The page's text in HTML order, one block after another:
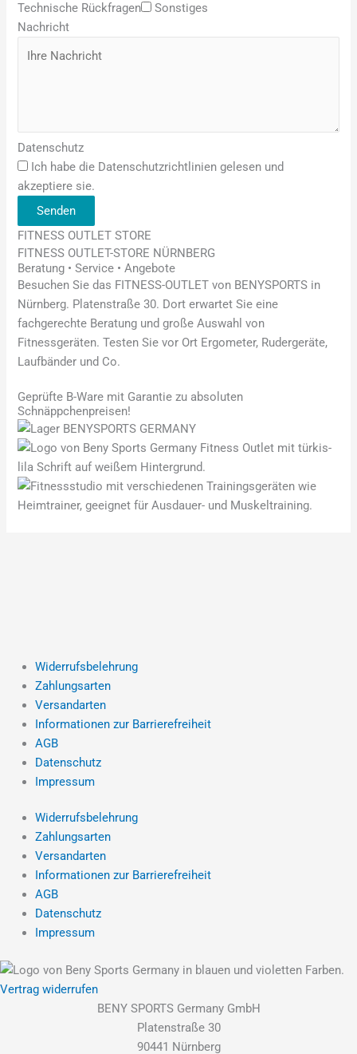
Technische Rückfragen
Sonstiges
Nachricht
Datenschutz
Ich habe die Datenschutzrichtlinien gelesen und
akzeptiere sie.
Senden
FITNESS OUTLET STORE
FITNESS OUTLET-STORE NÜRNBERG
Beratung • Service • Angebote
Besuchen Sie das FITNESS-OUTLET von BENYSPORTS in
Nürnberg. Platenstraße 30. Dort erwartet Sie eine
fachgerechte Beratung und große Auswahl von
Fitnessgeräten. Testen Sie vor Ort Ergometer, Rudergeräte,
Laufbänder und Co.
Geprüfte B-Ware mit Garantie zu absoluten
Schnäppchenpreisen!
Widerrufsbelehrung
Zahlungsarten
Versandarten
Informationen zur Barrierefreiheit
AGB
Datenschutz
Impressum
Widerrufsbelehrung
Zahlungsarten
Versandarten
Informationen zur Barrierefreiheit
AGB
Datenschutz
Impressum
Vertrag widerrufen
BENY SPORTS Germany GmbH
Platenstraße 30
90441 Nürnberg